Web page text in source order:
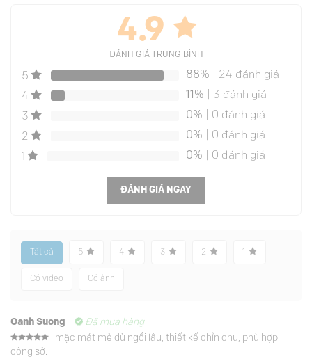
4.9
ĐÁNH GIÁ TRUNG BÌNH
5 88% | 24 đánh giá
4
11% | 3 đánh giá
3
0% | 0 đánh giá
2
0% | 0 đánh giá
0% | 0 đánh giá
ĐÁNH GIÁ NGAY
Tất cả 5 4 3 2
Có video Có ảnh
Oanh Suong Đã mua hàng
Được xếp
hạng5 5
mặc mát mẻ dù ngồi lâu, thiết kế chỉn chu, phù hợp
công sở.